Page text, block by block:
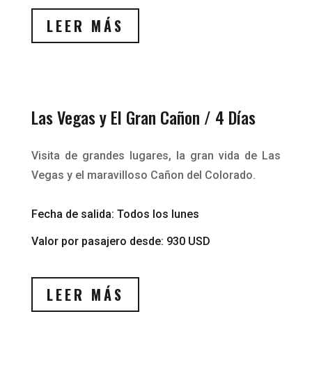
LEER MÁS
Las Vegas y El Gran Cañon / 4 Días
Visita de grandes lugares, la gran vida de Las
Vegas y el maravilloso Cañon del Colorado.
Fecha de salida: Todos los lunes
Valor por pasajero desde: 930 USD
LEER MÁS